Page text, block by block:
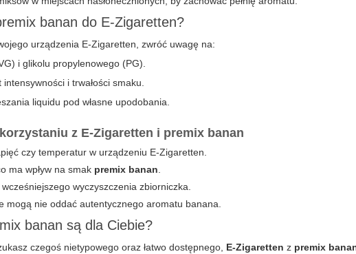
banan do E-Zigaretten?
urządzenia E-Zigaretten, zwróć uwagę na:
i glikolu propylenowego (PG).
i trwałości smaku.
liquidu pod własne upodobania.
z E-Zigaretten i premix banan
czy temperatur w urządzeniu E-Zigaretten.
ma wpływ na smak premix banan.
wyczyszczenia zbiorniczka.
mogą nie oddać autentycznego aromatu banana.
banan są dla Ciebie?
czegoś nietypowego oraz łatwo dostępnego, E-Zigaretten z premix